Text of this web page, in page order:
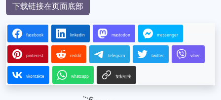
下载链接在页面底部
facebook linkedin mastodon messenger
pinterest reddit telegram twitter viber
vkontakte whatsapp 复制链接